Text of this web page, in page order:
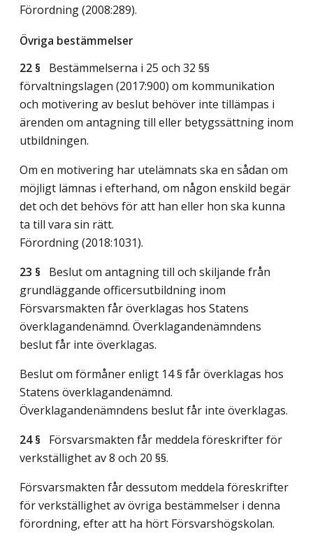
Förordning (2008:289).
Övriga bestämmelser
22 § Bestämmelserna i 25 och 32 §§
förvaltningslagen (2017:900) om kommunikation
och motivering av beslut behöver inte tillämpas i
ärenden om antagning till eller betygssättning inom
utbildningen.
Om en motivering har utelämnats ska en sådan om
möjligt lämnas i efterhand, om någon enskild begär
det och det behövs för att han eller hon ska kunna
ta till vara sin rätt.
Förordning (2018:1031).
23 § Beslut om antagning till och skiljande från
grundläggande officersutbildning inom
Försvarsmakten får överklagas hos Statens
överklagandenämnd. Överklagandenämndens
beslut får inte överklagas.
Beslut om förmåner enligt 14 § får överklagas hos
Statens överklagandenämnd.
Överklagandenämndens beslut får inte överklagas.
24 § Försvarsmakten får meddela föreskrifter för
verkställighet av 8 och 20 §§.
Försvarsmakten får dessutom meddela föreskrifter
för verkställighet av övriga bestämmelser i denna
förordning, efter att ha hört Försvarshögskolan.